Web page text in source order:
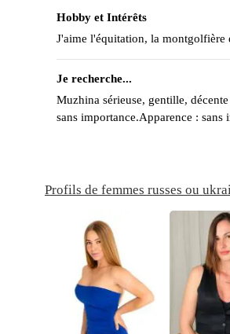
Hobby et Intérêts
J'aime l'équitation, la montgolfière
Je recherche...
Muzhina sérieuse, gentille,
sans importance.Apparence : sans
Profils de femmes russes ou